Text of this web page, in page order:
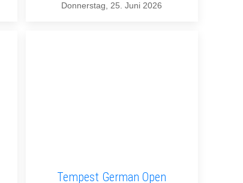
Donnerstag, 25. Juni 2026
Tempest German Open